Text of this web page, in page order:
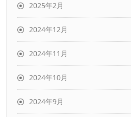
2025年2月
2024年12月
2024年11月
2024年10月
2024年9月